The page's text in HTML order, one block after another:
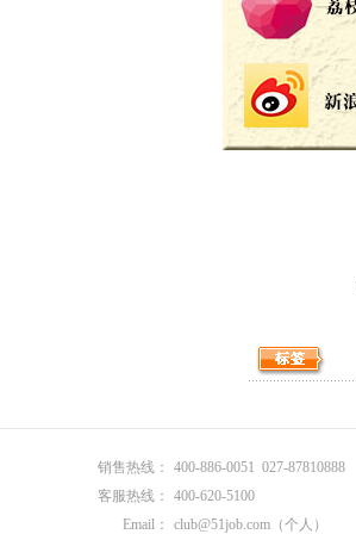
销售热线：
400-886-0051 027-87810888
客服热线：
400-620-5100
Email：
club@51job.com （个人）